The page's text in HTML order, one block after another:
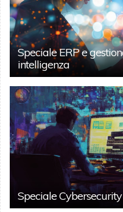
Speciale ERP e
intelligenza
Speciale